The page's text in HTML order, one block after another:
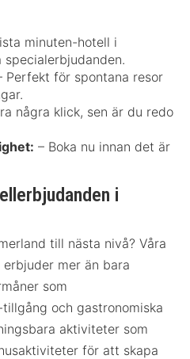
minuten-hotell i
Perfekt för spontana resor
några klick, sen är du redo
– Boka nu innan det är
i
till nästa nivå? Våra
mer än bara
som
och gastronomiska
aktiviteter som
för att skapa